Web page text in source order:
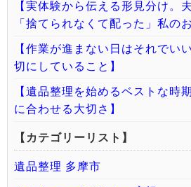
【実体験から伝える形見分け。
「捨てられなくて配った」私のお
【作業が進まない日はそれでい
切にしていること】
【遺品整理を始めるベストな時
に合わせる大切さ】
【カテゴリーリスト】
遺品整理 多摩市